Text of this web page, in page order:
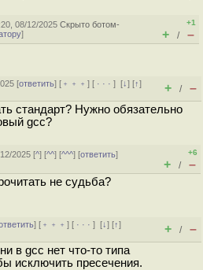
08/12/2025Скрыто ботом-
]
+1
+ / –
[ответить] [ ﹢﹢﹢] [ · · ·][↓] [↑]
+ / –
стандарт? Нужно обязательно
gcc?
2025 [^] [^^] [^^^] [ответить]
+6
+ / –
не судьба?
] [ ﹢﹢﹢] [ · · ·][↓] [↑]
+ / –
в gcc нет что-то типа
исключить пресечения.